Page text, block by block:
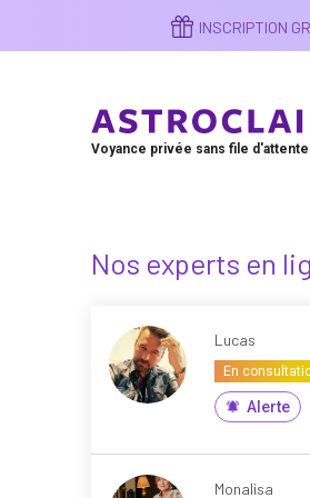
contenu
INSCRIPTION
Voyance privée sans file d'attente
Nos experts en
Lucas
En
Alerte
Monalisa